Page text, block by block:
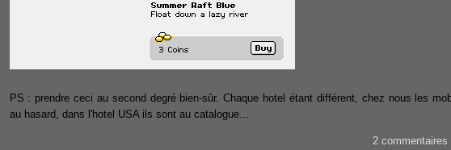
PS : prendre ceci au second degré bien-sûr. Chaque hotel étant différent, chez nous les
au hasard, dans l'hotel USA ils sont au catalogue...
2 commentaires